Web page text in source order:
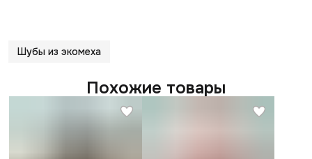
Шубы из экомеха
Похожие товары